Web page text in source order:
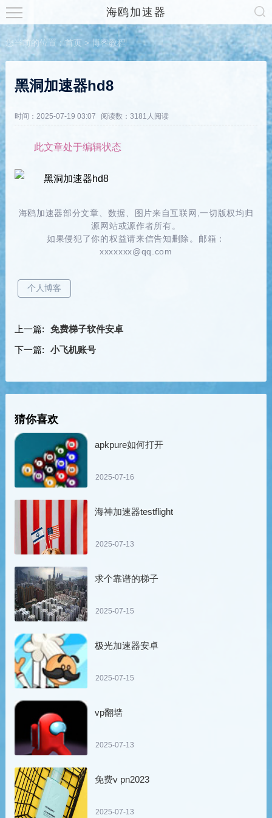
海鸥加速器
您当前的位置： 首页> 博客教程
黑洞加速器hd8
时间：2025-07-19 03:07 阅读数：3181人阅读
此文章处于编辑状态
海鸥加速器部分文章、数据、图片来自互联网,一切版权均归
源网站或源作者所有。
如果侵犯了你的权益请来信告知删除。邮箱：
xxxxxxx@qq.com
个人博客
上一篇:
免费梯子软件安卓
下一篇:
小飞机账号
猜你喜欢
apkpure如何打开
2025-07-16
海神加速器testflight
2025-07-13
求个靠谱的梯子
2025-07-15
极光加速器安卓
2025-07-15
vp翻墙
2025-07-13
免费v pn2023
2025-07-13